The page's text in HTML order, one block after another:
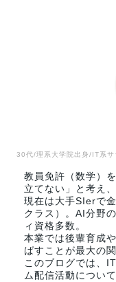
30代/理系大学院出身/IT系サ
教員免許（数学）
立てない」と考え
現在は大手SIerで
クラス）。AI分野
ィ資格多数。
本業では後輩育成
ばすことが最大の関
このブログでは、
ム配信活動につい